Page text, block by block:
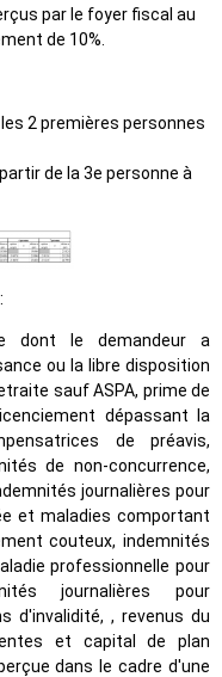
par le foyer fiscal au
de 10%.
2 premières personnes
de la 3e personne à
dont le demandeur a
ou la libre disposition
sauf ASPA, prime de
dépassant la
de préavis,
de non-concurrence,
journalières pour
et maladies comportant
couteux, indemnités
professionnelle pour
journalières pour
d'invalidité, , revenus du
et capital de plan
dans le cadre d'une